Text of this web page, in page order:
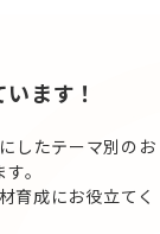
ます！
したテーマ別のお
。
育成にお役立てく